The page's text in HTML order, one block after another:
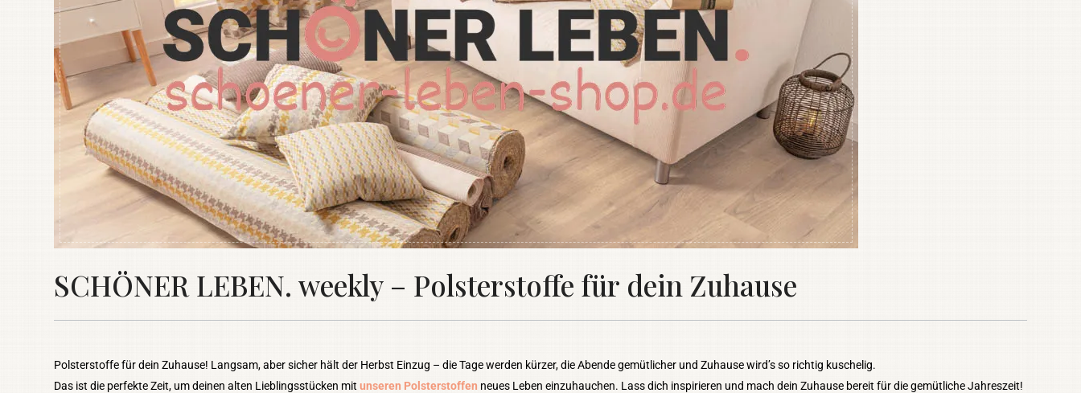
SCHÖNER LEBEN. weekly – Polsterstoffe für dein Zuhause
Polsterstoffe für dein Zuhause! Langsam, aber sicher hält der Herbst Einzug – die Tage werden kürzer, die Abende gemütlicher und Zuhause wird’s so richtig kuschelig.
Das ist die perfekte Zeit, um deinen alten Lieblingsstücken mitunseren Polsterstoffen neues Leben einzuhauchen. Lass dich inspirieren und mach dein Zuhause bereit für die gemütliche Jahreszeit!